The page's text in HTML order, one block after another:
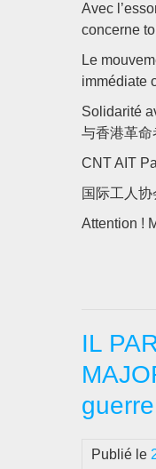
Avec
concerne
Le
immédiate
Solidarité
与香港革
CNT AIT
国际工人
Attention !
IL
Publié le